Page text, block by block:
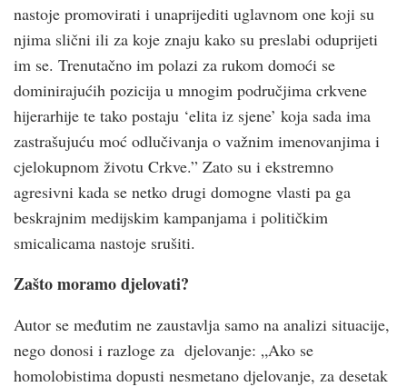
nastoje promovirati i unaprijediti uglavnom one koji su
njima slični ili za koje znaju kako su preslabi oduprijeti
im se. Trenutačno im polazi za rukom domoći se
dominirajućih pozicija u mnogim područjima crkvene
hijerarhije te tako postaju ‘elita iz sjene’ koja sada ima
zastrašujuću moć odlučivanja o važnim imenovanjima i
cjelokupnom životu Crkve.” Zato su i ekstremno
agresivni kada se netko drugi domogne vlasti pa ga
beskrajnim medijskim kampanjama i političkim
smicalicama nastoje srušiti.
Zašto moramo djelovati?
Autor se međutim ne zaustavlja samo na analizi situacije,
nego donosi i razloge za djelovanje: „Ako se
homolobistima dopusti nesmetano djelovanje, za desetak